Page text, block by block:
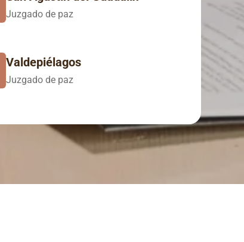
Juzgado de paz
Valdepiélagos
Juzgado de paz